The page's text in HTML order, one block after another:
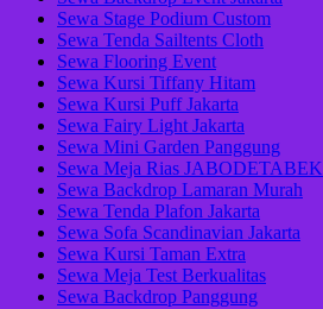
Sewa Stage Podium Custom
Sewa Tenda Sailtents Cloth
Sewa Flooring Event
Sewa Kursi Tiffany Hitam
Sewa Kursi Puff Jakarta
Sewa Fairy Light Jakarta
Sewa Mini Garden Panggung
Sewa Meja Rias JABODETABEK
Sewa Backdrop Lamaran Murah
Sewa Tenda Plafon Jakarta
Sewa Sofa Scandinavian Jakarta
Sewa Kursi Taman Extra
Sewa Meja Test Berkualitas
Sewa Backdrop Panggung